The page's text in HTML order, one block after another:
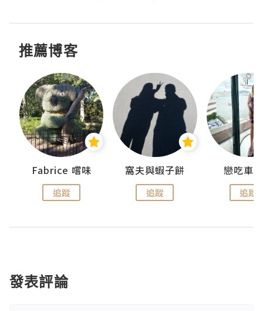
推薦博客
Fabrice 嚐味
追蹤
窩夫與蝦子餅
追蹤
戀吃車
追蹤
發表評論